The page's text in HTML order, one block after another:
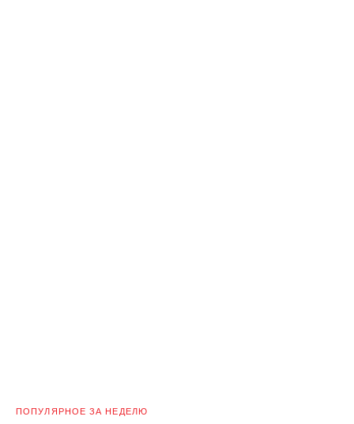
ПОПУЛЯРНОЕ ЗА НЕДЕЛЮ